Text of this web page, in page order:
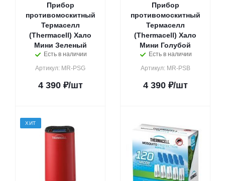
Прибор
противомоскитный
Термаселл
(Thermacell) Хало
Мини Зеленый
Есть в наличии
Артикул: MR-PSG
4 390₽/шт
Прибор
противомоскитный
Термаселл
(Thermacell) Хало
Мини Голубой
Есть в наличии
Артикул: MR-PSB
4 390₽/шт
ХИТ